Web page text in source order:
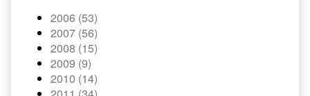
2006 (53)
2007 (56)
2008 (15)
2009 (9)
2010 (14)